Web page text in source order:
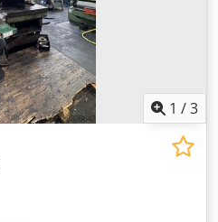
1 /3